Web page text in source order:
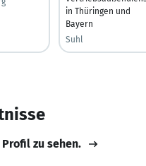
in Thüringen und
Bayern
Suhl
zu sehen.